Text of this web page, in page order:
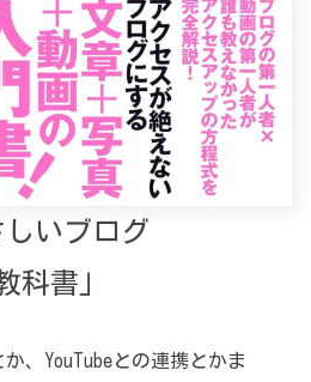
しいブログ
科書」
、YouTubeとの連携とかま